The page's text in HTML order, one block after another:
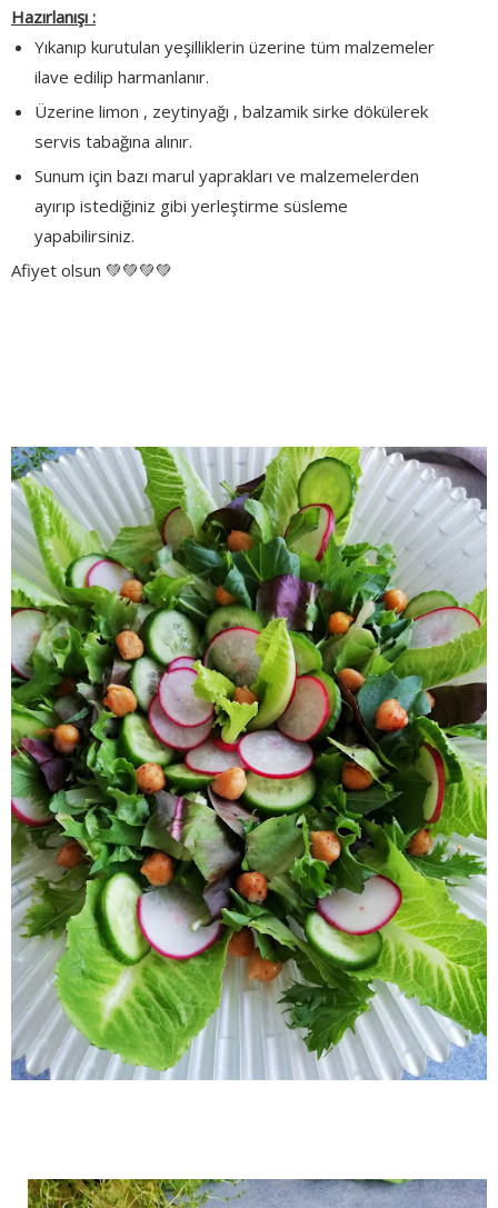
Hazırlanışı :
Yıkanıp kurutulan yeşilliklerin üzerine tüm malzemeler
ilave edilip harmanlanır.
Üzerine limon , zeytinyağı , balzamik sirke dökülerek
servis tabağına alınır.
Sunum için bazı marul yaprakları ve malzemelerden
ayırıp istediğiniz gibi yerleştirme süsleme
yapabilirsiniz.
Afiyet olsun 💚💚💚💚